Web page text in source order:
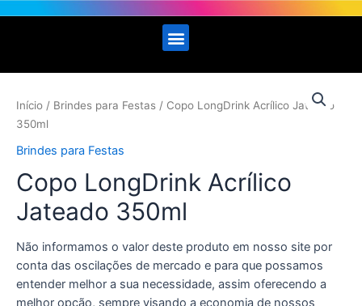
Início / Brindes para Festas / Copo LongDrink Acrílico Jateado
350ml
Brindes para Festas
Copo LongDrink Acrílico
Jateado 350ml
Não informamos o valor deste produto em nosso site por
conta das oscilações de mercado e para que possamos
entender melhor a sua necessidade, assim oferecendo a
melhor opção, sempre visando a economia de nossos